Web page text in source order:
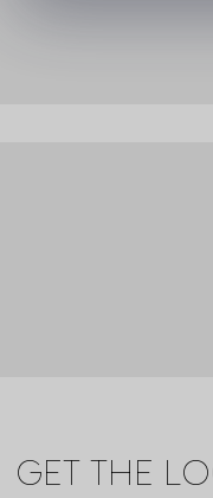
GET THE